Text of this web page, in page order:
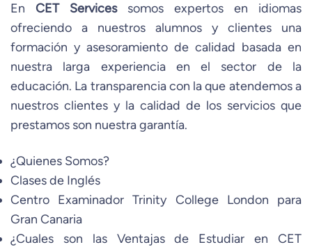
En CET Servicessomos expertos en idiomas
ofreciendo a nuestros alumnos y clientes una
formación y asesoramiento de calidad basada en
nuestra larga experiencia en el sector de la
educación. La transparencia con la que atendemos a
nuestros clientes y la calidad de los servicios que
prestamos son nuestra garantía.
¿Quienes Somos?
Clases de Inglés
Centro Examinador Trinity College London para
Gran Canaria
¿Cuales son las Ventajas de Estudiar en CET